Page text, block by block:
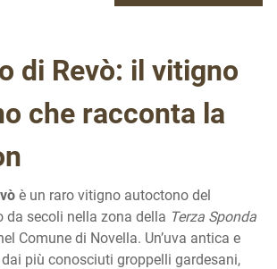
di Revò: il vitigno
che racconta la
è un raro vitigno autoctono del
da secoli nella zona della Terza Sponda
Comune di Novella. Un’uva antica e
più conosciuti groppelli gardesani,